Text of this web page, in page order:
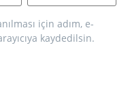
için adım, e-
kaydedilsin.